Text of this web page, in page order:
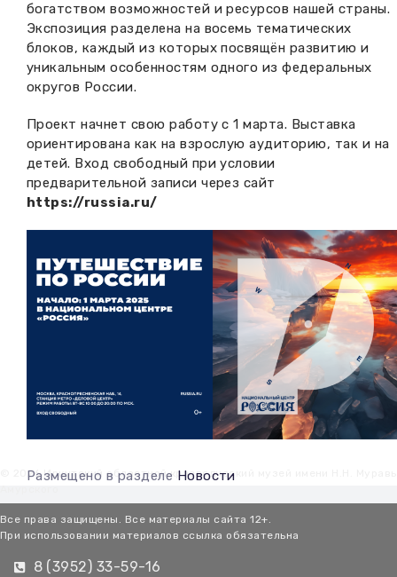
Прейскурант
Фонды и коллекции
Дирекция
богатством возможностей и ресурсов нашей страны.
Экспозиция разделена на восемь тематических
блоков, каждый из которых посвящён развитию и
уникальным особенностям одного из федеральных
округов России.
Проект начнет свою работу с 1 марта. Выставка
ориентирована как на взрослую аудиторию, так и на
детей. Вход свободный при условии
предварительной записи через сайт
https://russia.ru/
Размещено в разделе Новости
© 2026 Иркутский областной краеведческий музей имени Н.Н.
Все права защищены. Все материалы сайта 12+.
При использовании материалов ссылка обязательна
8 (3952) 33-59-16